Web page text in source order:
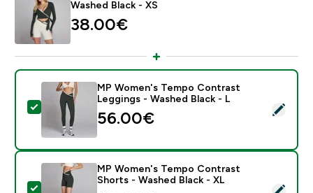
Washed Black - XS
38.00€‎
Select this product - MP Women's Tempo Contrast
MP Women's Tempo Contrast
Leggings - Washed Black - L
56.00€‎
Select this product - MP Women's Tempo Contrast
MP Women's Tempo Contrast
Shorts - Washed Black - XL